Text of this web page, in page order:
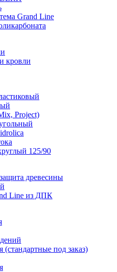
Grand Line
кровли
Project)
125/90
древесины
Line из ДПК
под заказ)